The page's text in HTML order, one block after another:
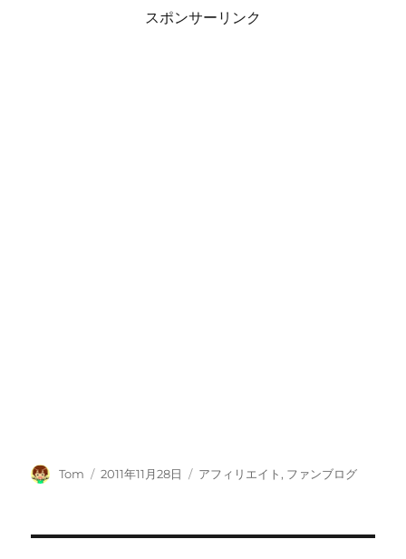
スポンサーリンク
投
Tom
投
2011年11月28日
カ
アフィリエイト , ファンブログ